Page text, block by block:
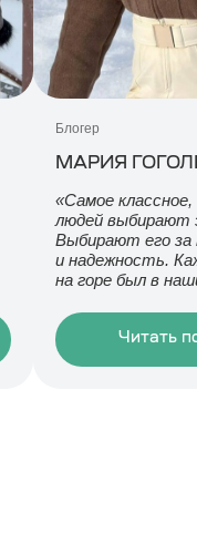
Блогер
МАРИЯ
«Самое
людей выбирают
Выбирают его за
и надежность.
на горе был в
Читать